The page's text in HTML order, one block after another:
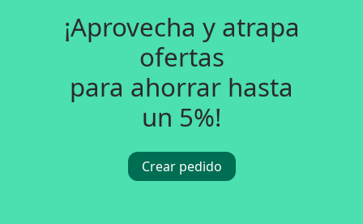
¡Aprovecha y atrapa
ofertas
para ahorrar hasta
un 5%!
Crear pedido